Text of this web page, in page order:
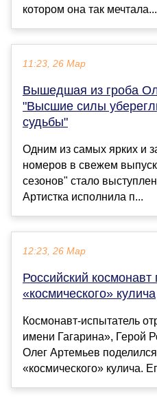
котором она так мечтала...
11:23, 26 Мар
Вышедшая из гроба
"Высшие силы
судьбы"
Одним из самых ярких и
номеров в свежем
сезонов" стало
Артистка исполнила п...
12:23, 26 Мар
Российский
«космического» кулича
Космонавт-испытатель
имени Гагарина», Герой
Олег Артемьев
«космического» кулича.